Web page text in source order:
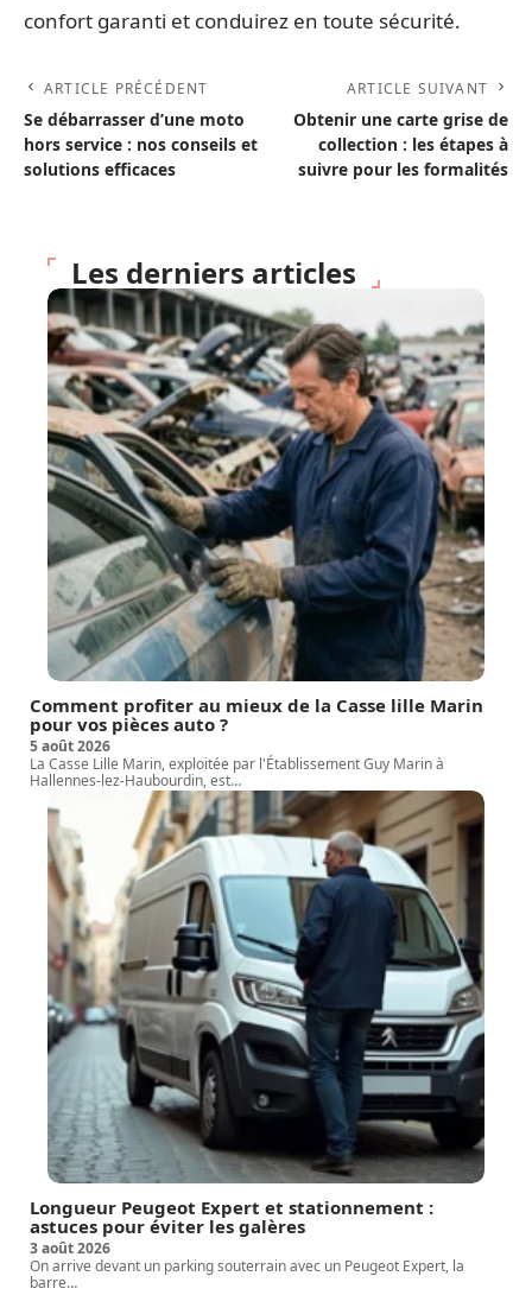
confort garanti et conduirez en toute sécurité.
ARTICLE PRÉCÉDENT
Se débarrasser d’une moto
hors service : nos conseils et
solutions efficaces
ARTICLE SUIVANT
Obtenir une carte grise de
collection : les étapes à
suivre pour les formalités
Les derniers articles
Comment profiter au mieux de la Casse lille Marin
pour vos pièces auto ?
5 août 2026
La Casse Lille Marin, exploitée par l'Établissement Guy Marin à
Hallennes-lez-Haubourdin, est…
Longueur Peugeot Expert et stationnement :
astuces pour éviter les galères
3 août 2026
On arrive devant un parking souterrain avec un Peugeot Expert, la
barre…